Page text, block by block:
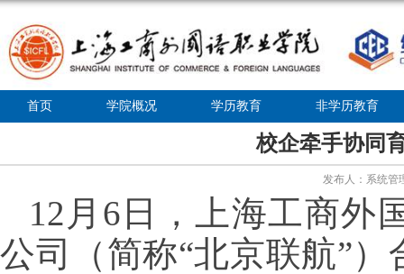
首页 学院概况 学历教育 非学历教育
校企牵手协同
发布人：系统管
12月6日，上海工商外
公司
（简称“北京联航”）